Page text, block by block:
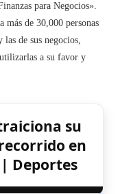
para Negocios».
más de 30,000 personas
las de sus negocios,
a su favor y
su
en
Deportes